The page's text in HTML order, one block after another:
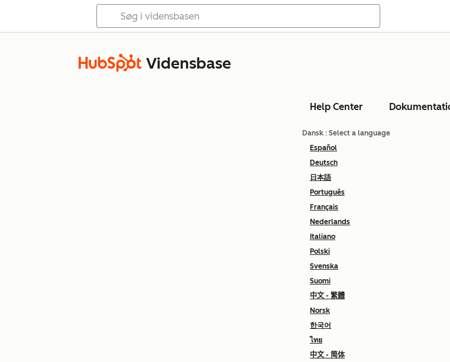
Vidensbase
Help Center
Dansk : Select a language
Español
Deutsch
日本語
Português
Français
Nederlands
Italiano
Polski
Svenska
Suomi
中文 - 繁體
Norsk
한국어
ไทย
中文 - 简体